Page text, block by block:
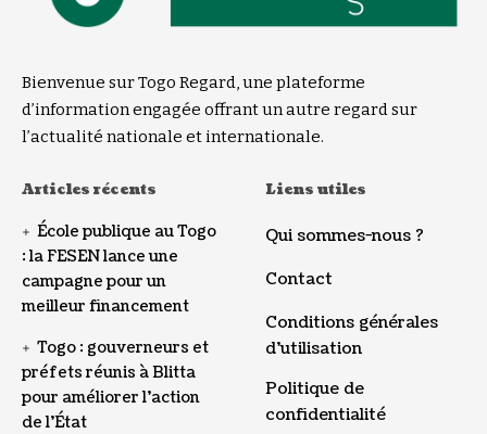
Bienvenue sur Togo Regard, une plateforme
d’information engagée offrant un autre regard sur
l’actualité nationale et internationale.
Articles récents
École publique au Togo
: la FESEN lance une
campagne pour un
meilleur financement
Togo : gouverneurs et
préfets réunis à Blitta
pour améliorer l’action
de l’État
Liens utiles
Qui sommes-nous ?
Contact
Conditions générales
d’utilisation
Politique de
confidentialité